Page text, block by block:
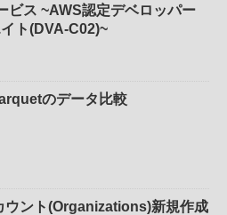
ビス ~AWS認定デベロッパー
ト(DVA-C02)~
のデータ比較
ウント(Organizations)新規作成